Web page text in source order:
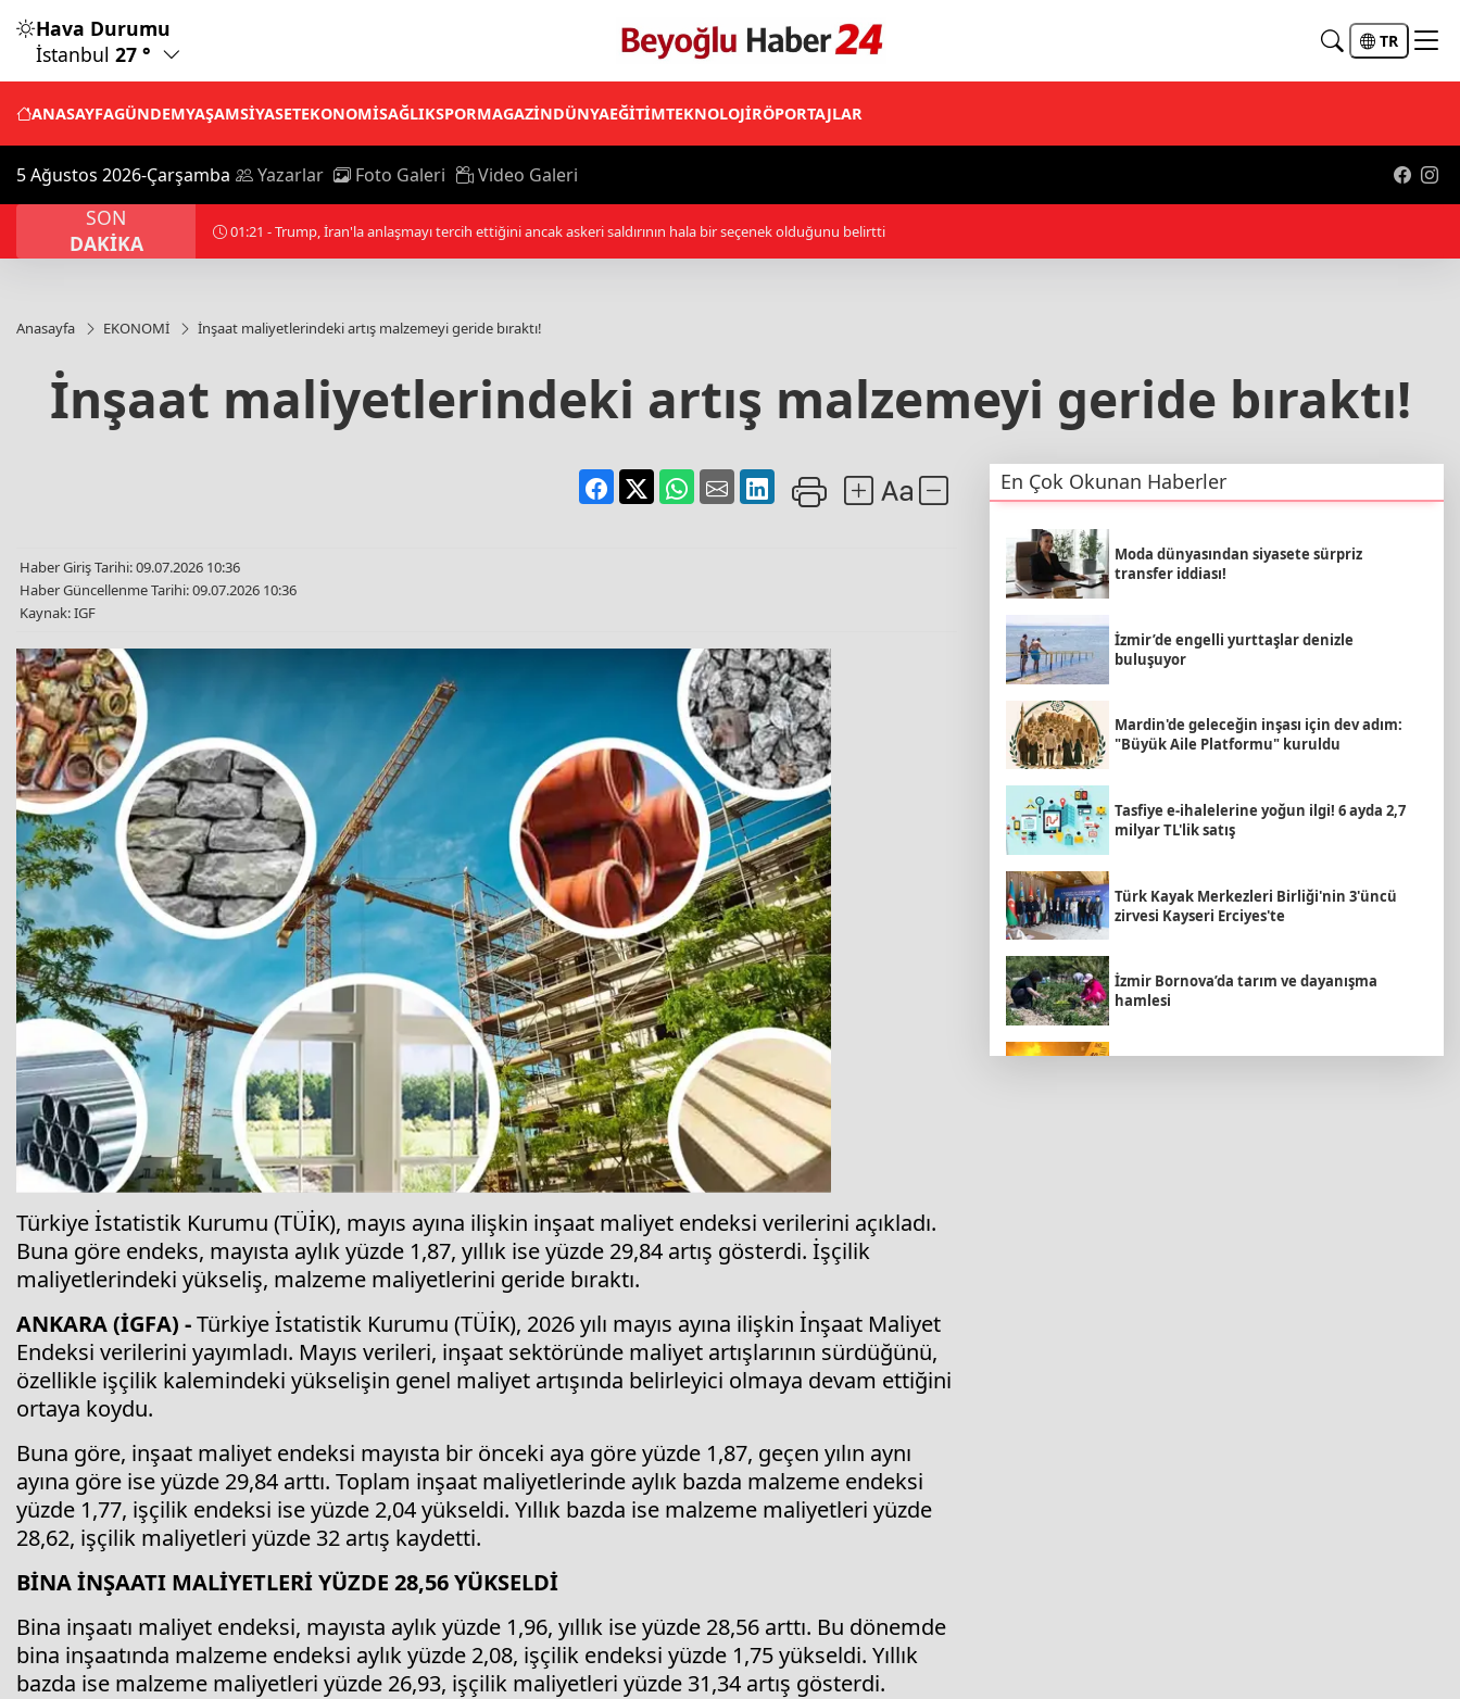
Hava Durumu
İstanbul 27 ° TR
ANASAYFAGÜNDEMYAŞAMSİYASETEKONOMİSAĞLIKSPORMAGAZİNDÜNYAEĞİTİMTEKNOLOJİRÖPORTAJLAR
5 Ağustos 2026-Çarşamba Yazarlar Foto Galeri Video Galeri
SON
DAKİKA
00:01 - Filistin topraklarını gasbeden İsrailliler, işgal altındaki Batı Şeria’daki saldırılarını sürdürdü
Anasayfa EKONOMİ İnşaat maliyetlerindeki artış malzemeyi geride bıraktı!
İnşaat maliyetlerindeki artış malzemeyi geride bıraktı!
Haber Giriş Tarihi: 09.07.2026 10:36
Haber Güncellenme Tarihi: 09.07.2026 10:36
Kaynak: IGF
Türkiye İstatistik Kurumu (TÜİK), mayıs ayına ilişkin inşaat maliyet endeksi verilerini açıkladı.
Buna göre endeks, mayısta aylık yüzde 1,87, yıllık ise yüzde 29,84 artış gösterdi. İşçilik
maliyetlerindeki yükseliş, malzeme maliyetlerini geride bıraktı.
ANKARA (İGFA) -Türkiye İstatistik Kurumu (TÜİK), 2026 yılı mayıs ayına ilişkin İnşaat Maliyet
Endeksi verilerini yayımladı. Mayıs verileri, inşaat sektöründe maliyet artışlarının sürdüğünü,
özellikle işçilik kalemindeki yükselişin genel maliyet artışında belirleyici olmaya devam ettiğini
ortaya koydu.
Buna göre, inşaat maliyet endeksi mayısta bir önceki aya göre yüzde 1,87, geçen yılın aynı
ayına göre ise yüzde 29,84 arttı. Toplam inşaat maliyetlerinde aylık bazda malzeme endeksi
yüzde 1,77, işçilik endeksi ise yüzde 2,04 yükseldi. Yıllık bazda ise malzeme maliyetleri yüzde
28,62, işçilik maliyetleri yüzde 32 artış kaydetti.
BİNA İNŞAATI MALİYETLERİ YÜZDE 28,56 YÜKSELDİ
Bina inşaatı maliyet endeksi, mayısta aylık yüzde 1,96, yıllık ise yüzde 28,56 arttı. Bu dönemde
bina inşaatında malzeme endeksi aylık yüzde 2,08, işçilik endeksi yüzde 1,75 yükseldi. Yıllık
bazda ise malzeme maliyetleri yüzde 26,93, işçilik maliyetleri yüzde 31,34 artış gösterdi.
En Çok Okunan Haberler
Moda dünyasından siyasete sürpriz
transfer iddiası!
İzmir’de engelli yurttaşlar denizle
buluşuyor
Mardin'de geleceğin inşası için dev adım:
"Büyük Aile Platformu" kuruldu
Tasfiye e-ihalelerine yoğun ilgi! 6 ayda 2,7
milyar TL'lik satış
Türk Kayak Merkezleri Birliği'nin 3'üncü
zirvesi Kayseri Erciyes'te
İzmir Bornova’da tarım ve dayanışma
hamlesi